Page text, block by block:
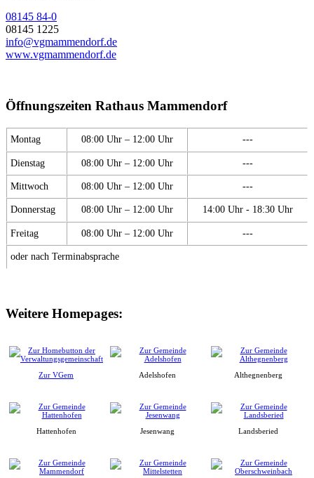
08145 84-0
08145 1225
info@vgmammendorf.de
www.vgmammendorf.de
Öffnungszeiten Rathaus Mammendorf
Montag 08:00 Uhr – 12:00 Uhr ---
Dienstag 08:00 Uhr – 12:00 Uhr ---
Mittwoch 08:00 Uhr – 12:00 Uhr ---
Donnerstag 08:00 Uhr – 12:00 Uhr 14:00 Uhr - 18:30 Uhr
Freitag 08:00 Uhr – 12:00 Uhr ---
oder nach Terminabsprache
Weitere Homepages:
Zur VGem Adelshofen Althegnenberg
Hattenhofen Jesenwang Landsberied